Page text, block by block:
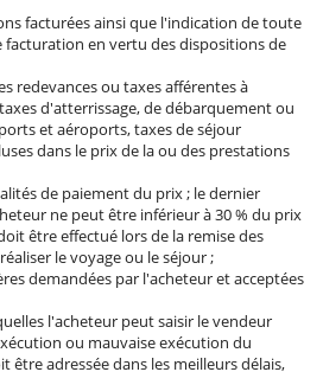
facturées ainsi que l'indication de toute
facturation en vertu des dispositions de
redevances ou taxes afférentes à
d'atterrissage, de débarquement ou
et aéroports, taxes de séjour
dans le prix de la ou des prestations
de paiement du prix ; le dernier
ne peut être inférieur à 30 % du prix
être effectué lors de la remise des
le voyage ou le séjour ;
demandées par l'acheteur et acceptées
l'acheteur peut saisir le vendeur
ou mauvaise exécution du
adressée dans les meilleurs délais,